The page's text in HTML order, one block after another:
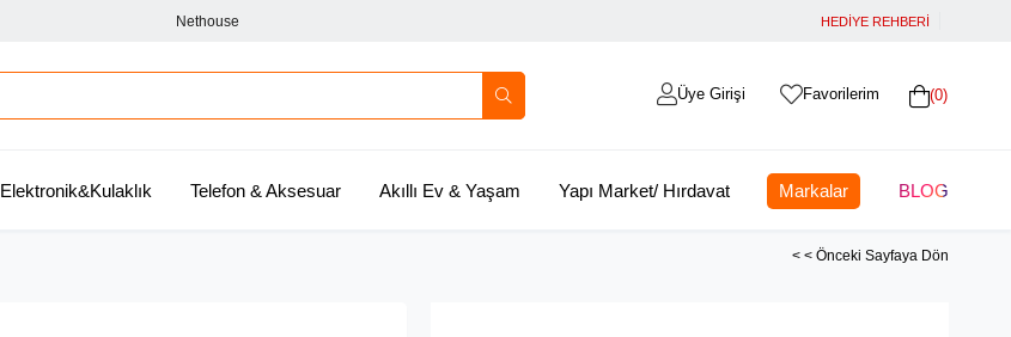
Nethouse HEDİYE REHBERİ
0
Favorilerim
Üye Girişi
Elektronik&Kulaklık Telefon & Aksesuar Akıllı Ev & Yaşam Yapı Market/ Hırdavat Markalar BLOG
< < Önceki Sayfaya Dön